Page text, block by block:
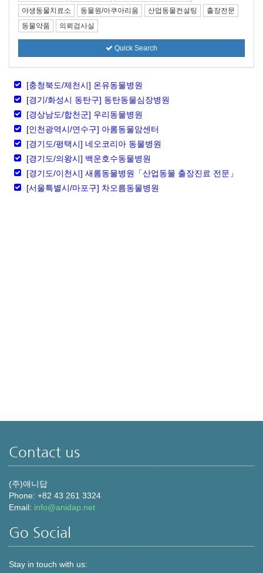
야생동물치료소
동물원/아쿠아리움 산업동물컨설팅
출장전문
동물약품
의뢰검사실
Quick Search
[충청북도/제천시] 온유동물병원
[경기/화성시 동탄구] 동탄동물심장병원
[경상남도/합천군] 우리동물병원
[인천광역시/연수구] 아롬동물암센터
[경기도/평택시] 네오코리아 동물병원
[경기도/의왕시] 백운호수동물병원
[경기도/이천시] 새롬동물병원「산업동물 출장진료 전문」
[서울특별시/마포구] 차오름동물병원
Contact us
(주)애니답
Phone: +82 43 261 3324
Email: info@anidap.net
Go Social
Stay in touch with us: